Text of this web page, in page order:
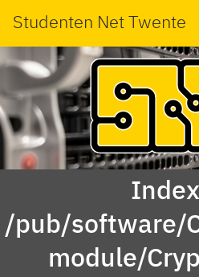
Studenten Net Twente
/pub/software/
module/